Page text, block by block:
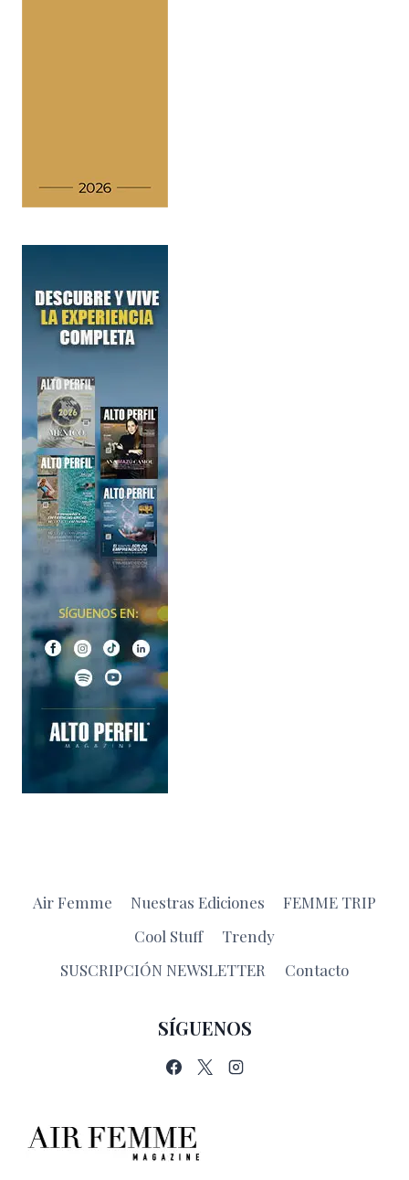
Air Femme Nuestras Ediciones
FEMME TRIP
Cool Stuff
Trendy
SUSCRIPCIÓN NEWSLETTER
Contacto
SÍGUENOS